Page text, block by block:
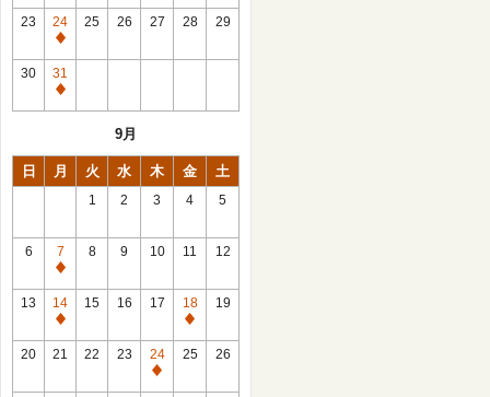
館
日
23
24
休
館
日
25 26 27 28 29
30
31
休
9月
日 月 火 水 木 金 土
1 2 3 4 5
6
7
休
館
日
8 9 10 11 12
13
14
休
館
15 16 17
18
休
館
19
20 21 22 23
24
休
25 26